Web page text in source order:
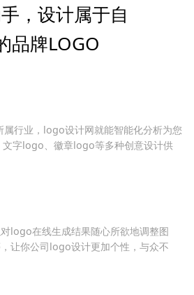
，设计属于自
品牌LOGO
属行业，logo设计网就能智能化分析为您
字logo、徽章logo等多种创意设计供
logo在线生成结果随心所欲地调整图
让你公司logo设计更加个性，与众不